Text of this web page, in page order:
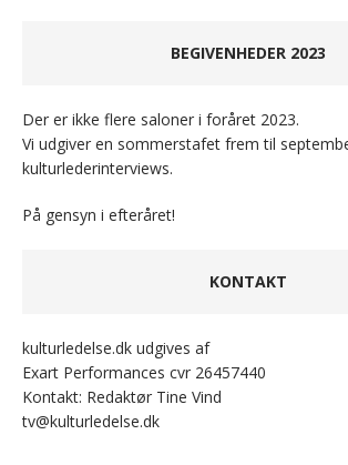
BEGIVENHEDER 2023
Der er ikke flere saloner i foråret 2023.
Vi udgiver en sommerstafet frem til
kulturlederinterviews.
På gensyn i efteråret!
KONTAKT
kulturledelse.dk udgives af
Exart Performances cvr 26457440
Kontakt: Redaktør Tine Vind
tv@kulturledelse.dk